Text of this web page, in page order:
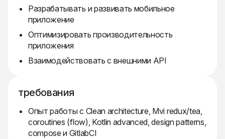
Разрабатывать и развивать мобильное
приложение
Оптимизировать производительность
приложения
Взаимодействовать с внешними API
требования
Опыт работы с Clean architecture, Mvi redux/tea,
coroutines (flow), Kotlin advanced, design patterns,
compose и GitlabCI